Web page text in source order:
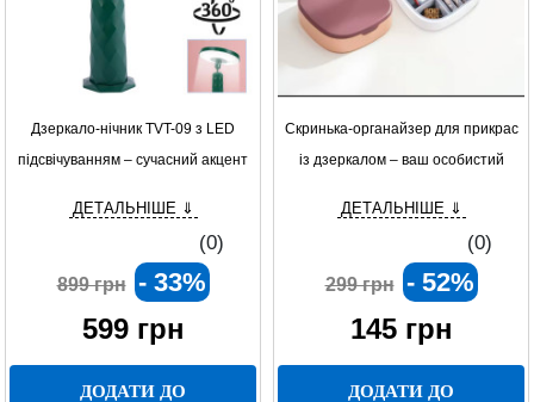
Дзеркало-нічник TVT-09 з LED
підсвічуванням – сучасний акцент
ДЕТАЛЬНІШЕ ⇓
(0)
899 грн - 33%
599грн
ДОДАТИ ДО
Скринька-органайзер для прикрас
із дзеркалом – ваш особистий
ДЕТАЛЬНІШЕ ⇓
(0)
299 грн - 52%
145грн
ДОДАТИ ДО